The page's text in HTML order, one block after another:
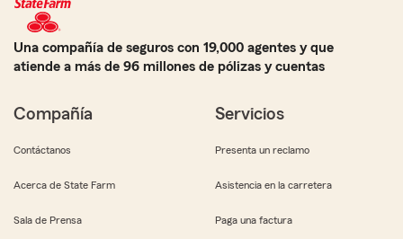
Una compañía de seguros con 19,000 agentes y que
atiende a más de 96 millones de pólizas y cuentas
Compañía
Contáctanos
Acerca de State Farm
Sala de Prensa
Servicios
Presenta un reclamo
Asistencia en la carretera
Paga una factura